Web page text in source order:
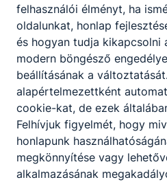
felhasználói élményt, ha
oldalunkat, honlap
és hogyan tudja kikapcsolni
modern böngésző
beállításának a
alapértelmezettként
cookie-kat, de ezek
Felhívjuk figyelmét, hogy
honlapunk
megkönnyítése vagy
alkalmazásának